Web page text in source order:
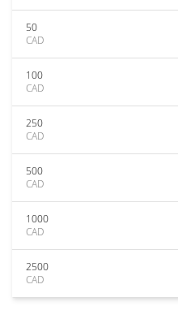
50
CAD
100
CAD
250
CAD
500
CAD
1000
CAD
2500
CAD